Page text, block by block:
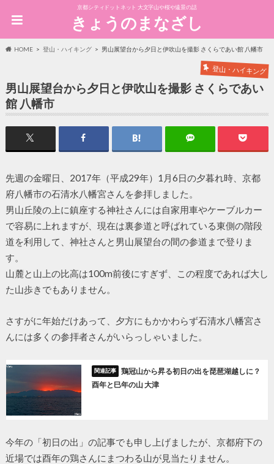
京都シティドットネット 大文字山や桜や遠景の話
きょうのまなざし
HOME 登山・ハイキング 男山展望台から夕日と伊吹山を撮影 さくらであい館 八幡市
登山・ハイキング
男山展望台から夕日と伊吹山を撮影 さくらであい
館 八幡市
先週の金曜日、2017年（平成29年）1月6日の夕暮れ時、京都
府八幡市の石清水八幡宮さんを参拝しました。
男山丘陵の上に鎮座する神社さんには自家用車やケーブルカー
で容易に上れますが、現在は裏参道と呼ばれている東側の階段
道を利用して、神社さんと男山展望台の間の参道まで登りま
す。
山麓と山上の比高は100m前後にすぎず、この程度であれば大し
た山歩きでもありません。
さすがに年始だけあって、夕方にもかかわらず石清水八幡宮さ
んには多くの参拝者さんがいらっしゃいました。
鶏冠山から昇る初日の出を琵琶湖越しに？
酉年と巳年の山 大津
今年の「初日の出」の記事でも申し上げましたが、京都府下の
近場では酉年の鶏さんにまつわる山が見当たりません。